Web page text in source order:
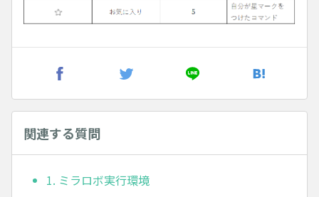
関連する質問
1. ミラロボ実行環境